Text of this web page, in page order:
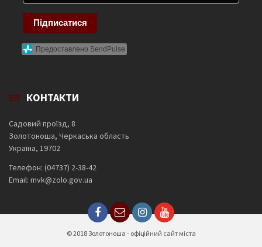
Підписатися
Предоставлено SendPulse
КОНТАКТИ
Садовий проїзд, 8
Золотоноша, Черкаська область
Україна, 19702
Телефон: (04737) 2-38-42
Email: mvk@zolo.gov.ua
© 2018 Золотоноша - офіційний сайт міста